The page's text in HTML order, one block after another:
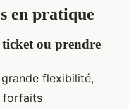
en pratique
ou prendre
flexibilité,
forfaits